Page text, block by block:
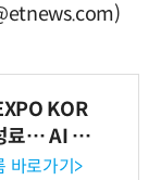
KOR
료… AI 전
통합 솔루
바로가기>